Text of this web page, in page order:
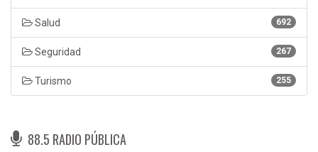
692
Salud
267
Seguridad
255
Turismo
88.5 RADIO PÚBLICA